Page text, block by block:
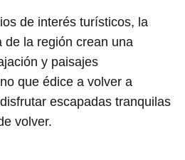
de interés turísticos, la
la región crean una
y paisajes
que édice a volver a
escapadas tranquilas
volver.